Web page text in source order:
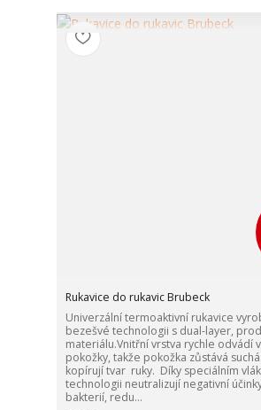
Rukavice do rukavic Brubeck
Univerzální termoaktivní rukavice
bezešvé technologii s dual-layer,
materiálu.Vnitřní vrstva rychle odvádí
pokožky, takže pokožka zůstává
kopírují tvar ruky. Díky speciálním
technologii neutralizují negativní
bakterií, redu...